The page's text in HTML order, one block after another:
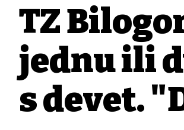
TZ
jednu ili
s devet.